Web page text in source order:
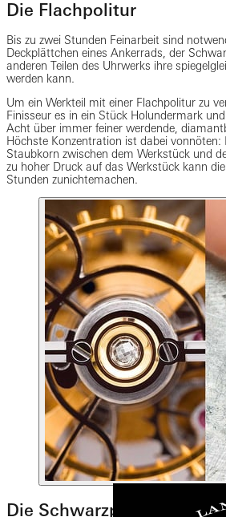
Die Flachpolitur
Bis zu zwei Stunden Feinarbeit sind
Deckplättchen eines Ankerrads, der
anderen Teilen des Uhrwerks ihre
werden kann.
Um ein Werkteil mit einer Flachpolitur zu
Finisseur es in ein Stück Holundermark
Acht über immer feiner werdende,
Höchste Konzentration ist dabei vonnöten:
Staubkorn zwischen dem Werkstück und
zu hoher Druck auf das Werkstück kann
Stunden zunichtemachen.
Die Schwarzpolitur